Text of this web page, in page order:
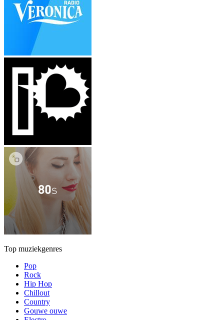
Top muziekgenres
Pop
Rock
Hip Hop
Chillout
Country
Gouwe ouwe